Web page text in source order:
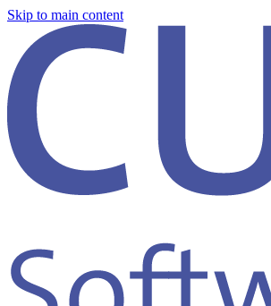
Skip to main content